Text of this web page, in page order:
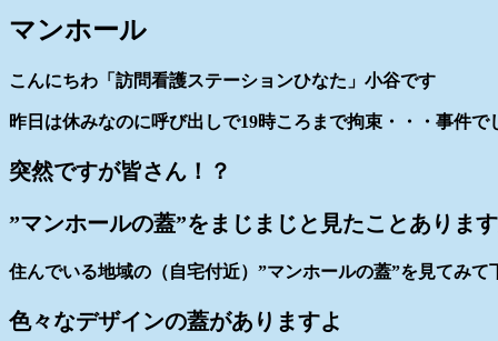
マンホール
こんにちわ「訪問看護ステーションひなた」小谷です
昨日は休みなのに呼び出しで19時ころまで拘束・・・事件で
突然ですが皆さん！？
”マンホールの蓋”をまじまじと見たことありま
住んでいる地域の（自宅付近）”マンホールの蓋”を見てみて
色々なデザインの蓋がありますよ